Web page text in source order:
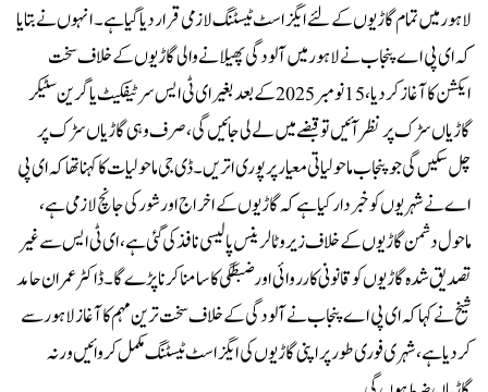
لاہور میں تمام گاڑیوں کے لئے ایگزاسٹ ٹیسٹنگ لازمی قرار دیا گیا ہے۔انہوں نے بتایا
کہ ای پی اے پنجاب نے لاہور میں آلودگی پھیلانے والی گاڑیوں کے خلاف سخت
ایکشن کا آغاز کر دیا، 15 نومبر 2025 کے بعد بغیر ای ٹی ایس سرٹیفکیٹ یا گرین سٹیکر
گاڑیاں سڑک پر نظر آئیں تو قبضے میں لے لی جائیں گی، صرف وہی گاڑیاں سڑک پر
چل سکیں گی جو پنجاب ماحولیاتی معیار پر پوری اتریں۔ڈی جی ماحولیات کا کہنا تھا کہ ای پی
اے نے شہریوں کو خبردار کیا ہے کہ گاڑیوں کے اخراج اور شور کی جانچ لازمی ہے،
ماحول دشمن گاڑیوں کے خلاف زیرو ٹالرینس پالیسی نافذ کی گئی ہے، ای ٹی ایس سے غیر
تصدیق شدہ گاڑیوں کو قانونی کارروائی اور ضبطگی کا سامنا کرنا پڑے گا۔ڈاکٹر عمران حامد
شیخ نے کہا کہ ای پی اے پنجاب نے آلودگی کے خلاف سخت ترین مہم کا آغاز لاہور سے
کر دیا ہے، شہری فوری طور پر اپنی گاڑیوں کی ایگزاسٹ ٹیسٹنگ مکمل کروائیں ورنہ